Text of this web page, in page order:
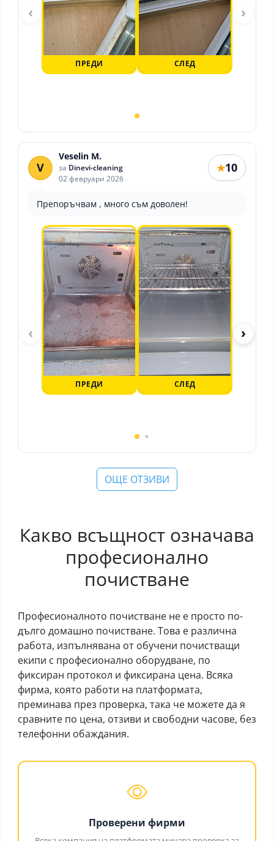
ПРЕДИ СЛЕД
‹ ›
V
Veselin M.
за Dinevi-cleaning
02 февруари 2026
★10
Препоръчвам , много съм доволен!
ПРЕДИ СЛЕД
‹ ›
ОЩЕ ОТЗИВИ
Какво всъщност означава
професионално
почистване
Професионалното почистване не е просто по-
дълго домашно почистване. Това е различна
работа, изпълнявана от обучени почистващи
екипи с професионално оборудване, по
фиксиран протокол и фиксирана цена. Всяка
фирма, която работи на платформата,
преминава през проверка, така че можете да я
сравните по цена, отзиви и свободни часове, без
телефонни обаждания.
Проверени фирми